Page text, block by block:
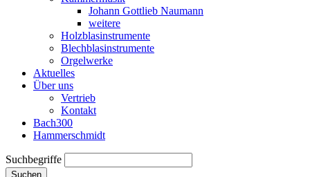
Johann Gottlieb Naumann
weitere
Holzblasinstrumente
Blechblasinstrumente
Orgelwerke
Aktuelles
Über uns
Vertrieb
Kontakt
Bach300
Hammerschmidt
Suchbegriffe
Suchen